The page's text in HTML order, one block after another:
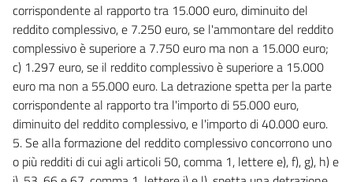
corrispondente al rapporto tra 15.000 euro, diminuito del
reddito complessivo, e 7.250 euro, se l'ammontare del reddito
complessivo è superiore a 7.750 euro ma non a 15.000 euro;
c) 1.297 euro, se il reddito complessivo è superiore a 15.000
euro ma non a 55.000 euro. La detrazione spetta per la parte
corrispondente al rapporto tra l'importo di 55.000 euro,
diminuito del reddito complessivo, e l'importo di 40.000 euro.
5. Se alla formazione del reddito complessivo concorrono uno
o più redditi di cui agli articoli 50, comma 1, lettere e), f), g), h) e